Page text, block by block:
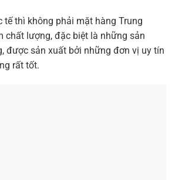
tế thì không phải mặt hàng Trung
chất lượng, đặc biệt là những sản
được sản xuất bởi những đơn vị uy tín
rất tốt.